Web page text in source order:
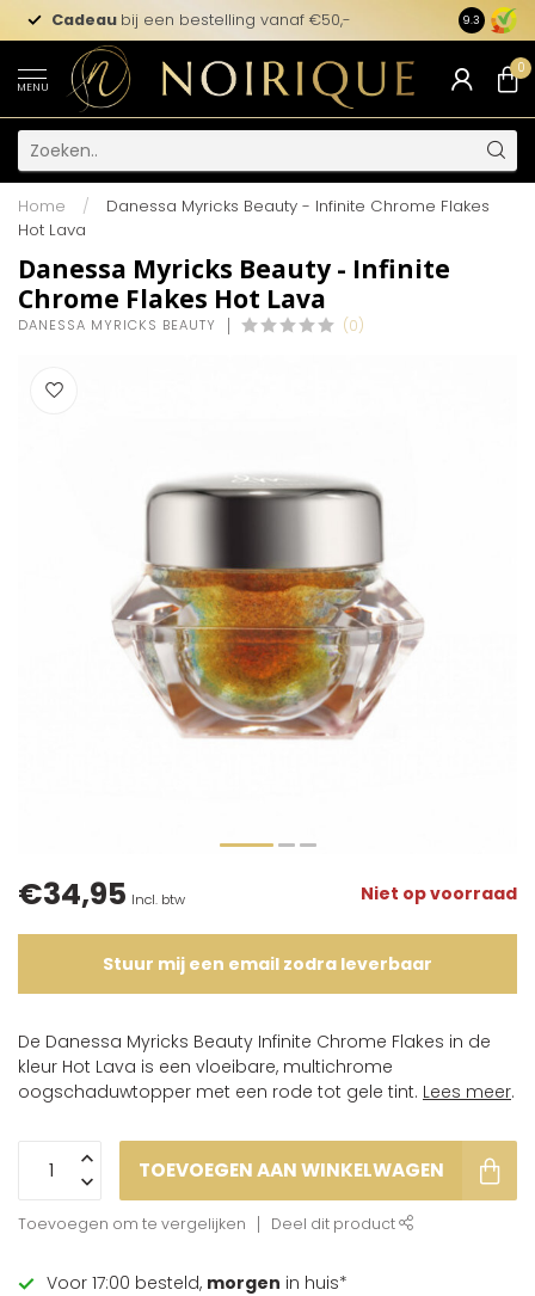
Cadeau bij een bestelling vanaf €50,- 9.3
MENU
0
Home /
Danessa Myricks Beauty - Infinite Chrome Flakes
Hot Lava
Danessa Myricks Beauty - Infinite
Chrome Flakes Hot Lava
DANESSA MYRICKS BEAUTY (0)
€34,95 Incl. btw Niet op voorraad
Stuur mij een email zodra leverbaar
De Danessa Myricks Beauty Infinite Chrome Flakes in de
kleur Hot Lava is een vloeibare, multichrome
oogschaduwtopper met een rode tot gele tint. Lees meer.
TOEVOEGEN AAN WINKELWAGEN
Toevoegen om te vergelijken Deel dit product
Voor 17:00 besteld, morgen in huis*